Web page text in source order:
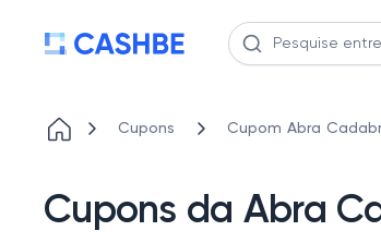
Cupons Cupom Abra
Cupons da Abra